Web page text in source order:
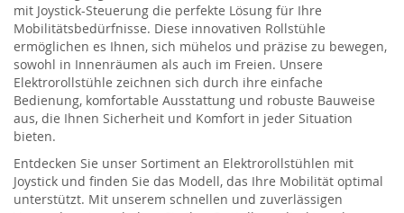
mit Joystick-Steuerung die perfekte Lösung für Ihre
Mobilitätsbedürfnisse. Diese innovativen Rollstühle
ermöglichen es Ihnen, sich mühelos und präzise zu bewegen,
sowohl in Innenräumen als auch im Freien. Unsere
Elektrorollstühle zeichnen sich durch ihre einfache
Bedienung, komfortable Ausstattung und robuste Bauweise
aus, die Ihnen Sicherheit und Komfort in jeder Situation
bieten.
Entdecken Sie unser Sortiment an Elektrorollstühlen mit
Joystick und finden Sie das Modell, das Ihre Mobilität optimal
unterstützt. Mit unserem schnellen und zuverlässigen